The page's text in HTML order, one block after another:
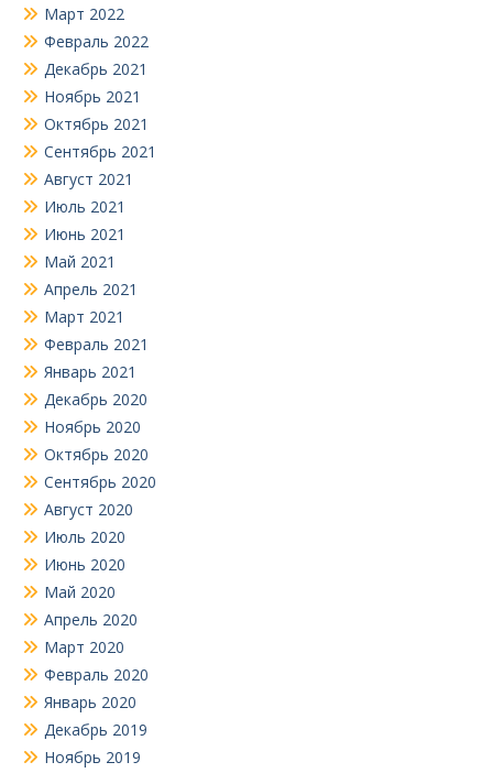
Март 2022
Февраль 2022
Декабрь 2021
Ноябрь 2021
Октябрь 2021
Сентябрь 2021
Август 2021
Июль 2021
Июнь 2021
Май 2021
Апрель 2021
Март 2021
Февраль 2021
Январь 2021
Декабрь 2020
Ноябрь 2020
Октябрь 2020
Сентябрь 2020
Август 2020
Июль 2020
Июнь 2020
Май 2020
Апрель 2020
Март 2020
Февраль 2020
Январь 2020
Декабрь 2019
Ноябрь 2019